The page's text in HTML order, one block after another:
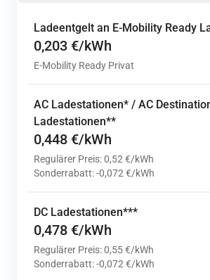
Ladeentgelt an E-Mobility Ready
0,203 €/kWh
E-Mobility Ready Privat
AC Ladestationen* / AC
Ladestationen**
0,448 €/kWh
Regulärer Preis: 0,52 €/kWh
Sonderrabatt: -0,072 €/kWh
DC Ladestationen***
0,478 €/kWh
Regulärer Preis: 0,55 €/kWh
Sonderrabatt: -0,072 €/kWh